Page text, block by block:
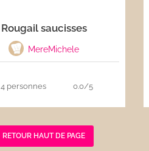
Rougail saucisses
MereMichele
4 personnes 0.0/5
RETOUR HAUT DE PAGE